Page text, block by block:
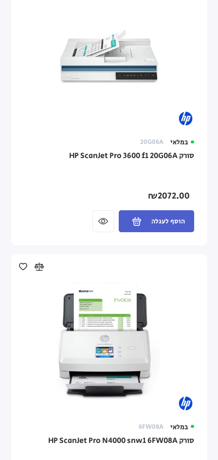
במלאי 20G06A
סורק HP ScanJet Pro 3600 f1 20G06A
₪2072.00
הוסף לעגלה
במלאי 6FW08A
סורק HP ScanJet Pro N4000 snw1 6FW08A